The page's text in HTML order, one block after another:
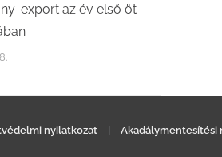
export az év első öt
nyilatkozat Akadálymentesítési